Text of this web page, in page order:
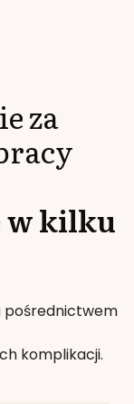
za
w kilku
pośrednictwem
komplikacji.